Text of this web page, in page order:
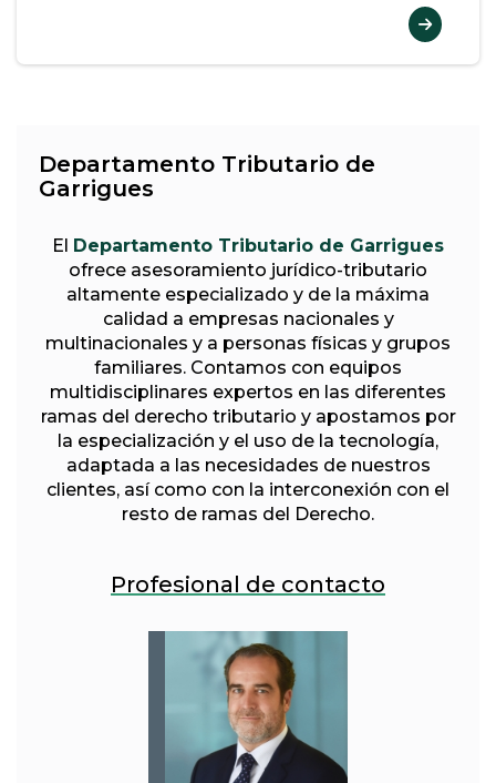
Departamento Tributario de
Garrigues
El Departamento Tributario de Garrigues
ofrece asesoramiento jurídico-tributario
altamente especializado y de la máxima
calidad a empresas nacionales y
multinacionales y a personas físicas y grupos
familiares. Contamos con equipos
multidisciplinares expertos en las diferentes
ramas del derecho tributario y apostamos por
la especialización y el uso de la tecnología,
adaptada a las necesidades de nuestros
clientes, así como con la interconexión con el
resto de ramas del Derecho.
Profesional de contacto